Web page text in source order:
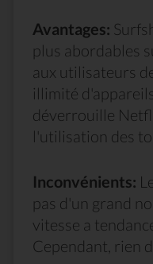
Avantages:
plus abordables
aux utilisateurs
illimité
déverrouille
l'utilisation des
Inconvénients:
pas d'un grand
vitesse a
Cependant, rien